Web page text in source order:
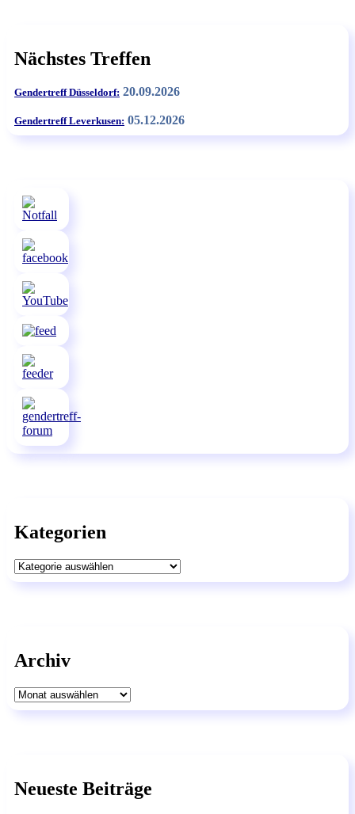
Nächstes Treffen
Gendertreff Düsseldorf: 20.09.2026
Gendertreff Leverkusen: 05.12.2026
Kategorien
Kategorien
Archiv
Archiv
Neueste Beiträge